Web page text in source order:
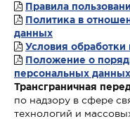
Правила
Политика в
данных
Условия
Положение о
персональных данных
Трансграничная
по надзору в сфере
технологий и